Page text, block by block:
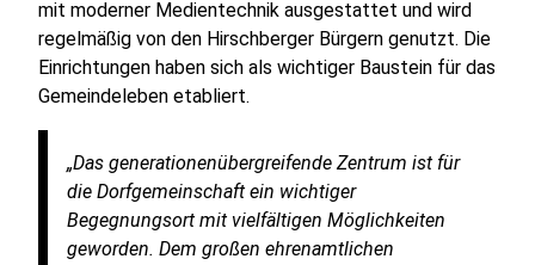
mit moderner Medientechnik ausgestattet und wird
regelmäßig von den Hirschberger Bürgern genutzt. Die
Einrichtungen haben sich als wichtiger Baustein für das
Gemeindeleben etabliert.
„Das generationenübergreifende Zentrum ist für
die Dorfgemeinschaft ein wichtiger
Begegnungsort mit vielfältigen Möglichkeiten
geworden. Dem großen ehrenamtlichen